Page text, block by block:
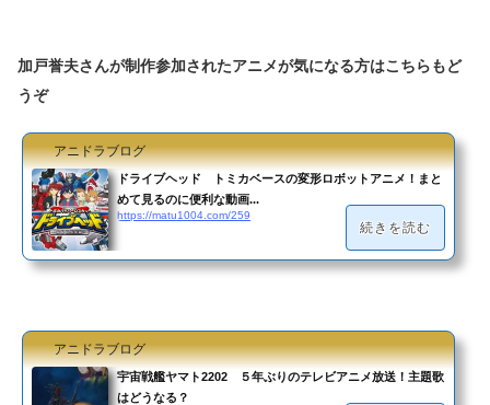
加戸誉夫さんが制作参加されたアニメが気になる方はこちらもど
うぞ
アニドラブログ
ドライブヘッド トミカベースの変形ロボットアニメ！まと
めて見るのに便利な動画...
https://matu1004.com/259
続きを読む
アニドラブログ
宇宙戦艦ヤマト2202 ５年ぶりのテレビアニメ放送！主題歌
はどうなる？